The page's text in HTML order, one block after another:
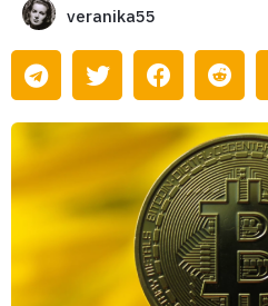
veranika55